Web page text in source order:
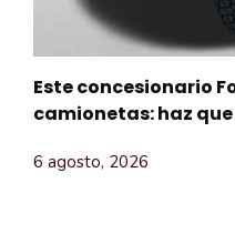
Este concesionario
camionetas: haz
6 agosto, 2026